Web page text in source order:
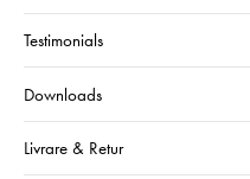
Testimonials
Downloads
Livrare & Retur